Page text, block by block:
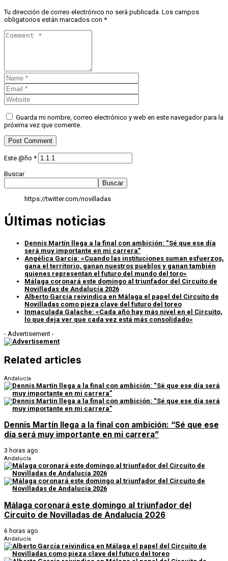
Tu dirección de correo electrónico no será publicada. Los campos
obligatorios están marcados con *
Guarda mi nombre, correo electrónico y web en este navegador para la
próxima vez que comente.
Este @ño *
Buscar
Buscar
https://twitter.com/novilladas
Últimas noticias
Dennis Martín llega a la final con ambición: “Sé que ese día
será muy importante en mi carrera”
Angélica García: «Cuando las instituciones suman esfuerzos,
gana el territorio, ganan nuestros pueblos y ganan también
quienes representan el futuro del mundo del toro»
Málaga coronará este domingo al triunfador del Circuito de
Novilladas de Andalucía 2026
Alberto García reivindica en Málaga el papel del Circuito de
Novilladas como pieza clave del futuro del toreo
Inmaculada Galache: «Cada año hay más nivel en el Circuito,
lo que deja ver que cada vez está más consolidado»
- Advertisement -
Related articles
Andalucía
Dennis Martín llega a la final con ambición: “Sé que ese
día será muy importante en mi carrera”
3 horas ago
Andalucía
Málaga coronará este domingo al triunfador del
Circuito de Novilladas de Andalucía 2026
6 horas ago
Andalucía